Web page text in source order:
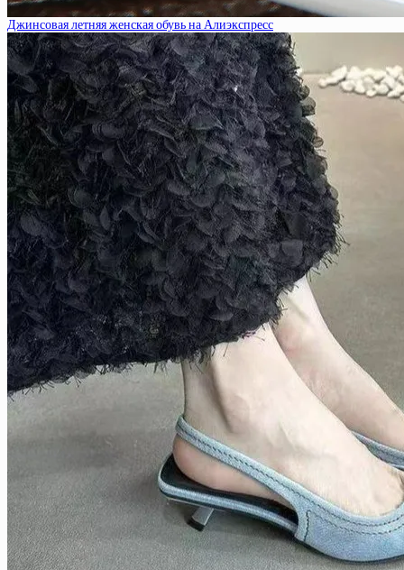
Джинсовая летняя женская обувь на Алиэкспресс